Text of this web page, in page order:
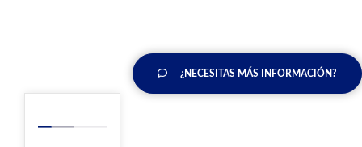
¿NECESITAS MÁS INFORMACIÓN?